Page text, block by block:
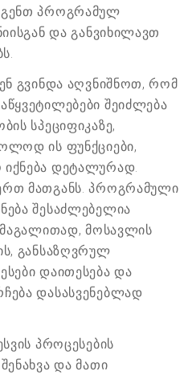
პროგრამულ
და განვიხილავთ
გვინდა აღვნიშნოთ, რომ
შეიძლება
სპეციფიკაზე,
ის ფუნქციები,
დეტალურად.
მათგანს. პროგრამული
შესაძლებელია
მაგალითად, მოსავლის
განსაზღვრულ
დაითესება და
დასასვენებლად
პროცესების
და მათი